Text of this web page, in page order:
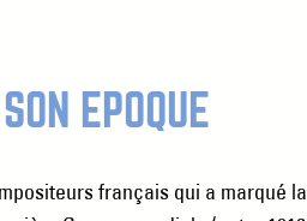
ÉPOQUE
français qui a marqué la